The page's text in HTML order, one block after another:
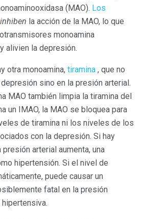
(MAO). Los
inhiben la acción de la MAO, lo que
monoamina
alivien la depresión.
otra monoamina, tiramina , que no
sino en la presión arterial.
MAO también limpia la tiramina del
un IMAO, la MAO se bloquea para
de tiramina ni los niveles de los
con la depresión. Si hay
arterial aumenta, una
hipertensión. Si el nivel de
puede causar un
fatal en la presión